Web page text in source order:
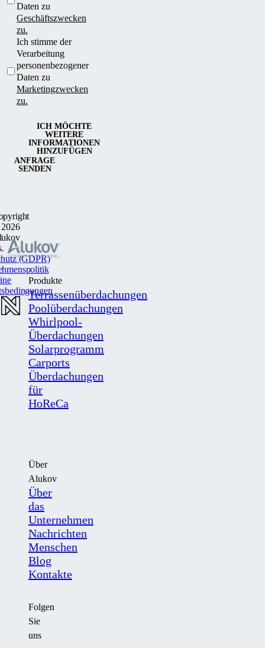
Daten zu
Geschäftszwecken
zu.
Ich stimme der
Verarbeitung
personenbezogener
Daten zu
Marketingzwecken
zu.
ANFRAGE
SENDEN
ICH MÖCHTE
WEITERE
INFORMATIONEN
HINZUFÜGEN
Produkte
Terrassenüberdachungen
Poolüberdachungen
Whirlpool-
Überdachungen
Solarprogramm
Carports
Überdachungen
für
HoReCa
Über
Alukov
Über
das
Unternehmen
Nachrichten
Menschen
Blog
Kontakte
Folgen
Sie
uns
(GDPR)